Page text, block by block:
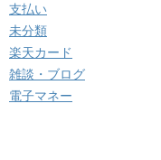
支払い
未分類
楽天カード
雑談・ブログ
電子マネー